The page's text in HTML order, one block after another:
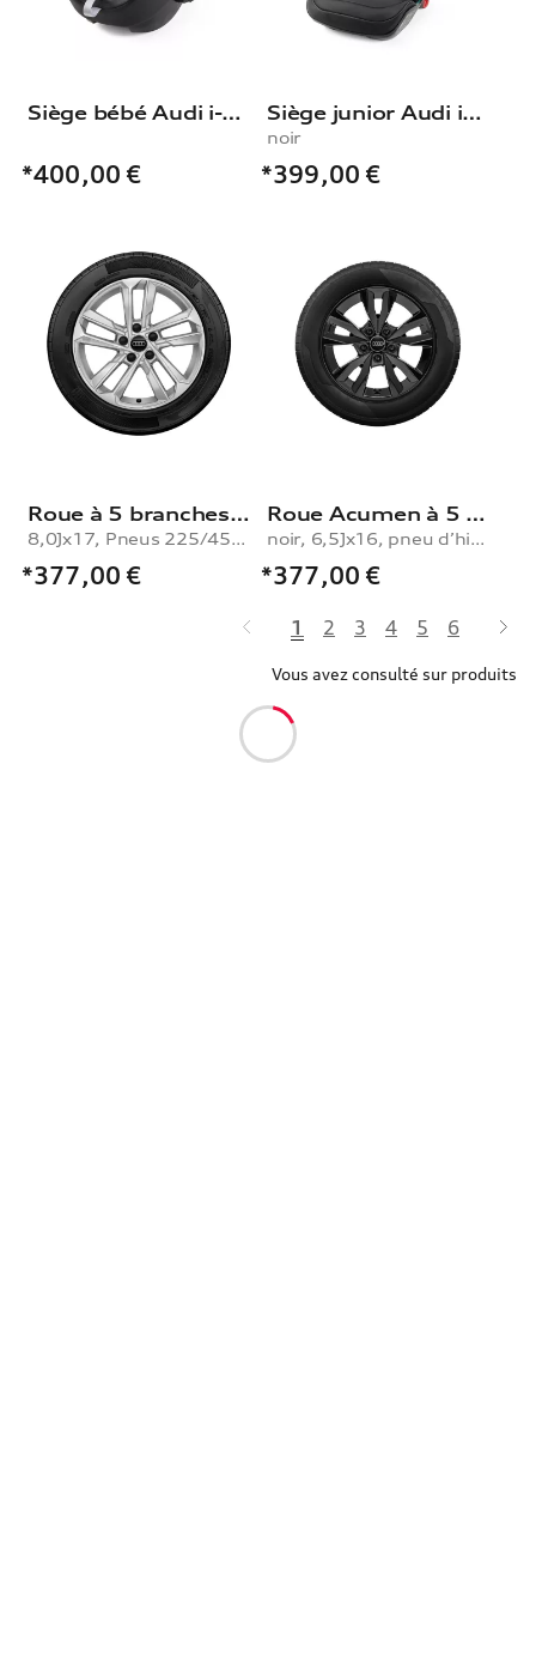
Siège bébé Audi i-Size
*400,00 €
Siège junior Audi i-Size
noir
*399,00 €
Roue à 5 branches à montage en parallèle
8,0Jx17, Pneus 225/45 R17 91Y
*377,00 €
Roue Acumen à 5 branches en V
noir, 6,5Jx16, pneu d’hiver 205/55 R16 91H, gauche
*377,00 €
1 2 3 4 5 6
Vous avez consulté sur produits